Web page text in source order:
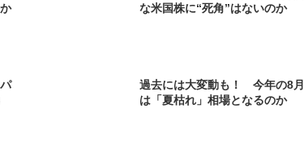
な米国株に“死角”はないのか
過去には大変動も！ 今年の8月
は「夏枯れ」相場となるのか